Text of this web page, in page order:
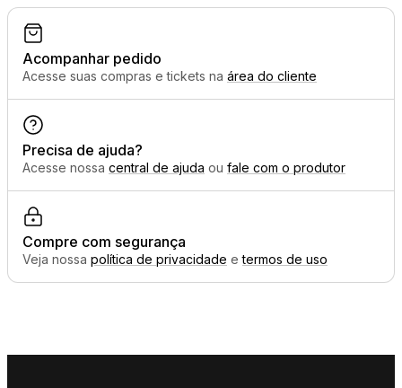
Acompanhar pedido
Acesse suas compras e tickets na área do cliente
Precisa de ajuda?
Acesse nossa central de ajuda ou fale com o produtor
Compre com segurança
Veja nossa política de privacidade etermos de uso